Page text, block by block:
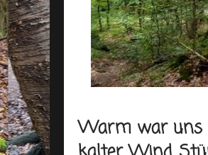
Warm war uns